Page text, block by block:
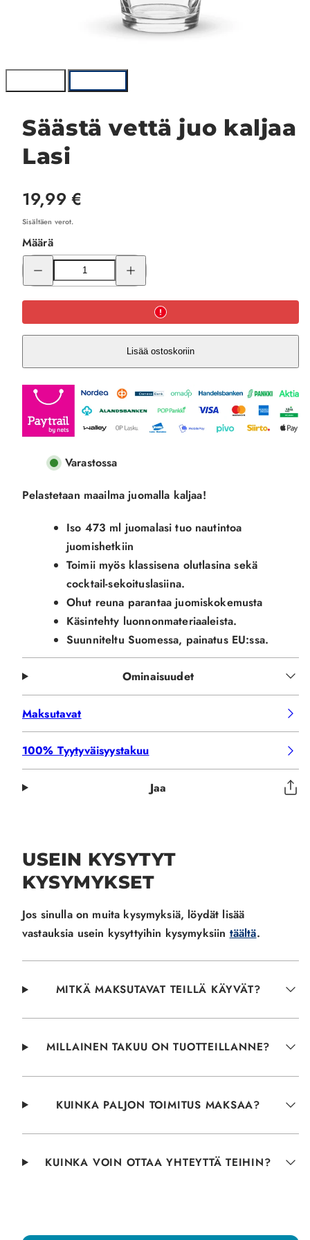
Säästä vettä juo kaljaa
Lasi
Hinta
19,99 €
Sisältäen verot.
Määrä
Pienennä
Säästä
kaljaa
määrää
Säästä
kaljaa
määrää
Lisää ostoskoriin
Varastossa
Pelastetaan maailma juomalla kaljaa!
Iso 473 ml juomalasi tuo nautintoa
juomishetkiin
Toimii myös klassisena olutlasina sekä
cocktail-sekoituslasiina.
Ohut reuna parantaa juomiskokemusta
Käsintehty luonnonmateriaaleista.
Suunniteltu Suomessa, painatus EU:ssa.
Ominaisuudet
Maksutavat
100% Tyytyväisyystakuu
Jaa
USEIN KYSYTYT
KYSYMYKSET
Jos sinulla on muita kysymyksiä, löydät lisää
vastauksia usein kysyttyihin kysymyksiin täältä.
MITKÄ MAKSUTAVAT TEILLÄ KÄYVÄT?
MILLAINEN TAKUU ON TUOTTEILLANNE?
KUINKA PALJON TOIMITUS MAKSAA?
KUINKA VOIN OTTAA YHTEYTTÄ TEIHIN?